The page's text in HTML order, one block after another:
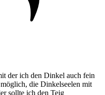
der ich den Dinkel auch fein
die Dinkelseelen mit
sollte ich den Teig